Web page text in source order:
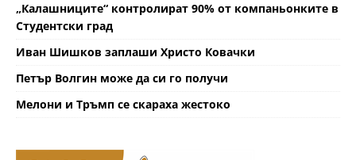
„Калашниците“ контролират 90% от компаньонките в
Студентски град
Иван Шишков заплаши Христо Ковачки
Петър Волгин може да си го получи
Мелони и Тръмп се скараха жестоко